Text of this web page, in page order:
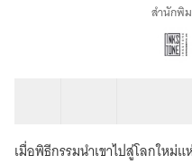
8
สำนักพิ
เมื่อพิธีกรรมนำเขาไปสู่โลกใหม่